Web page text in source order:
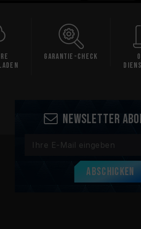
Garantie-Check
Newsletter
Abschicken